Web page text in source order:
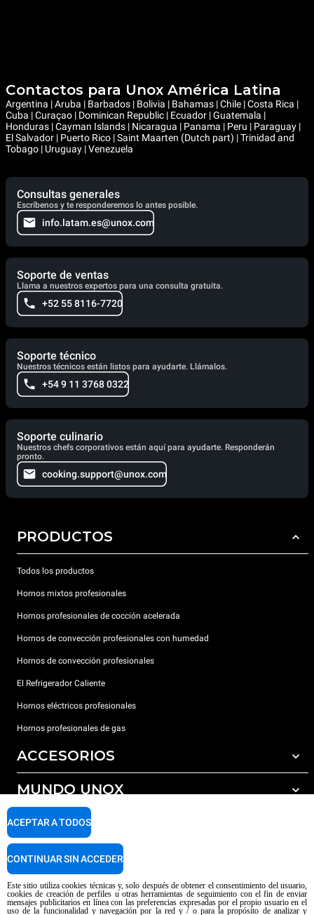
Contactos para Unox América Latina
Argentina | Aruba | Barbados | Bolivia | Bahamas | Chile | Costa Rica |
Cuba | Curaçao | Dominican Republic | Ecuador | Guatemala |
Honduras | Cayman Islands | Nicaragua | Panama | Peru | Paraguay |
El Salvador | Puerto Rico | Saint Maarten (Dutch part) | Trinidad and
Tobago | Uruguay | Venezuela
Consultas generales
Escríbenos y te responderemos lo antes posible.
info.latam.es@unox.com
Soporte de ventas
Llama a nuestros expertos para una consulta gratuita.
+52 55 8116-7720
Soporte técnico
Nuestros técnicos están listos para ayudarte. Llámalos.
+54 9 11 3768 0322
Soporte culinario
Nuestros chefs corporativos están aquí para ayudarte. Responderán
pronto.
cooking.support@unox.com
PRODUCTOS
Todos los productos
Hornos mixtos profesionales
Hornos profesionales de cocción acelerada
Hornos de convección profesionales con humedad
Hornos de convección profesionales
El Refrigerador Caliente
Hornos eléctricos profesionales
Hornos profesionales de gas
ACCESORIOS
Todos los accesorios
Detergentes para lavado automático
Detergentes para lavado manual
Tratamiento de agua con filtros de resina
MUNDO UNOX
Nuestras sedes en el mundo
SOPORTE
Garantía Unox
Centros de servicio técnico
Este sitio utiliza cookies técnicas y, solo después de obtener el consentimiento del usuario,
cookies de creación de perfiles u otras herramientas de seguimiento con el fin de enviar
mensajes publicitarios en línea con las preferencias expresadas por el propio usuario en el
uso de la funcionalidad y navegación por la red y / o para la propósito de analizar y
ACEPTAR A TODOS
CONTINUAR SIN ACCEDER